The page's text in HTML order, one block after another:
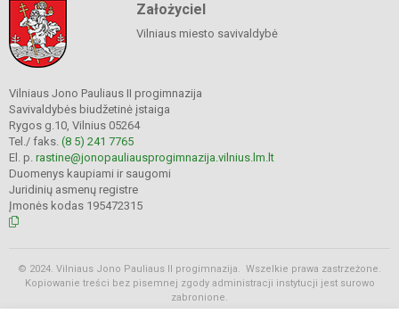
Założyciel
Vilniaus miesto savivaldybė
Vilniaus Jono Pauliaus II progimnazija
Savivaldybės biudžetinė įstaiga
Rygos g.10, Vilnius 05264
Tel./ faks. (8 5) 241 7765
El. p. rastine@jonopauliausprogimnazija.vilnius.lm.lt
Duomenys kaupiami ir saugomi
Juridinių asmenų registre
Įmonės kodas 195472315
© 2024. Vilniaus Jono Pauliaus II progimnazija. Wszelkie prawa zastrzeżone.
Kopiowanie treści bez pisemnej zgody administracji instytucji jest surowo
zabronione.